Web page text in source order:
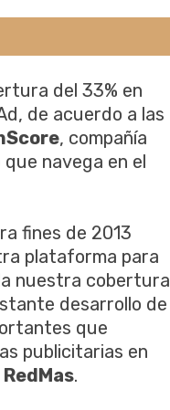
del 33% en
de acuerdo a las
, compañía
navega en el
fines de 2013
plataforma para
nuestra cobertura
desarrollo de
que
publicitarias en
RedMas.